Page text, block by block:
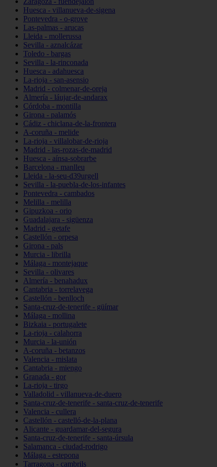
Huesca - villanueva-de-sigena
Pontevedra - o-grove
Las-palmas - arucas
Lleida - mollerussa
Sevilla - aznalcázar
Toledo - bargas
Sevilla - la-rinconada
Huesca - adahuesca
La-rioja - san-asensio
Madrid - colmenar-de-oreja
Almería - láujar-de-andarax
Córdoba - montilla
Girona - palamós
Cádiz - chiclana-de-la-frontera
A-coruña - melide
La-rioja - villalobar-de-rioja
Madrid - las-rozas-de-madrid
Huesca - aínsa-sobrarbe
Barcelona - manlleu
Lleida - la-seu-d39urgell
Sevilla - la-puebla-de-los-infantes
Pontevedra - cambados
Melilla - melilla
Gipuzkoa - orio
Guadalajara - sigüenza
Madrid - getafe
Castellón - orpesa
Girona - pals
Murcia - librilla
Málaga - montejaque
Sevilla - olivares
Almería - benahadux
Cantabria - torrelavega
Castellón - benlloch
Santa-cruz-de-tenerife - güímar
Málaga - mollina
Bizkaia - portugalete
La-rioja - calahorra
Murcia - la-unión
A-coruña - betanzos
Valencia - mislata
Cantabria - miengo
Granada - gor
La-rioja - tirgo
Valladolid - villanueva-de-duero
Santa-cruz-de-tenerife - santa-cruz-de-tenerife
Valencia - cullera
Castellón - castelló-de-la-plana
Alicante - guardamar-del-segura
Santa-cruz-de-tenerife - santa-úrsula
Salamanca - ciudad-rodrigo
Málaga - estepona
Tarragona - cambrils